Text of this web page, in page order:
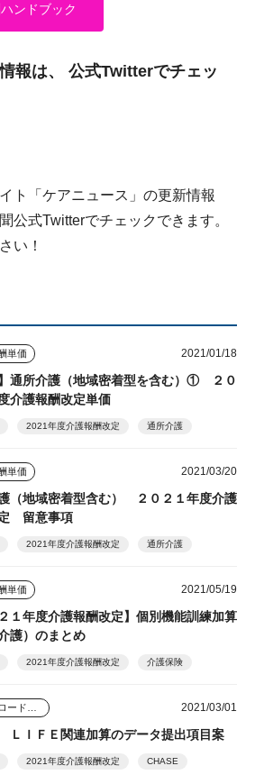
ンドブック
報は、 公式Twitterでチェッ
ト「ケアニュース」の更新情報
公式Twitterでチェックできます。
い！
単価 2021/01/18
】通所介護（地域密着型を含む）① ２０
介護報酬改定単価
2021年度介護報酬改定 通所介護
単価 2021/03/20
（地域密着型含む） ２０２１年度介護
留意事項
2021年度介護報酬改定 通所介護
単価 2021/05/19
２１年度介護報酬改定】個別機能訓練加算
護）のまとめ
2021年度介護報酬改定 介護保険
2021/03/01
ＩＦＥ関連加算のデータ提出項目案
2021年度介護報酬改定 CHASE